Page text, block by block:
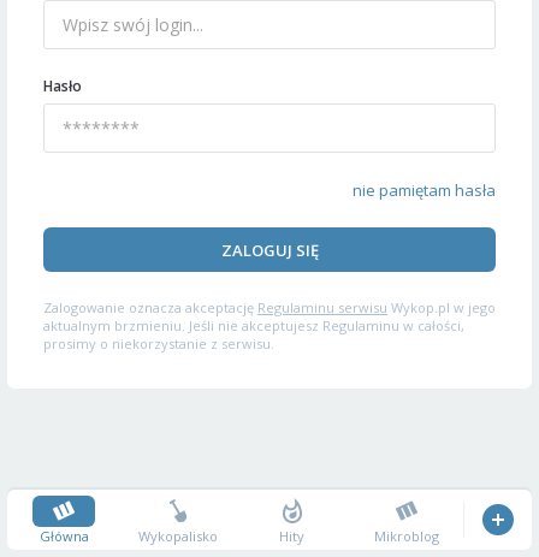
Hasło
nie pamiętam hasła
ZALOGUJ SIĘ
Zalogowanie oznacza akceptację Regulaminu serwisu Wykop.pl w jego
aktualnym brzmieniu. Jeśli nie akceptujesz Regulaminu w całości,
prosimy o niekorzystanie z serwisu.
Główna Wykopalisko Hity Mikroblog